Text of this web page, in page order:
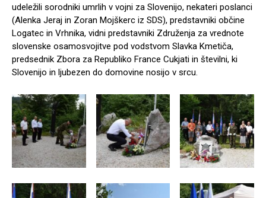
udeležili sorodniki umrlih v vojni za Slovenijo, nekateri poslanci
(Alenka Jeraj in Zoran Mojškerc iz SDS), predstavniki občine
Logatec in Vrhnika, vidni predstavniki Združenja za vrednote
slovenske osamosvojitve pod vodstvom Slavka Kmetiča,
predsednik Zbora za Republiko France Cukjati in številni, ki
Slovenijo in ljubezen do domovine nosijo v srcu.